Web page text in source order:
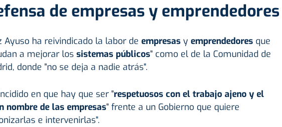
de empresas y emprendedores
Ayuso ha reivindicado la labor de empresasy emprendedoresque
a mejorar los sistemas públicos" como el de la Comunidad de
donde "no se deja a nadie atrás".
en que hay que ser "respetuosos con el trabajo ajeno y el
nombre de las empresas" frente a un Gobierno que quiere
e intervenirlas".